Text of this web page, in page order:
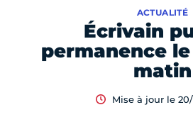
Écrivain
permanence
matin
ACTUALITÉ
Mise à jour le